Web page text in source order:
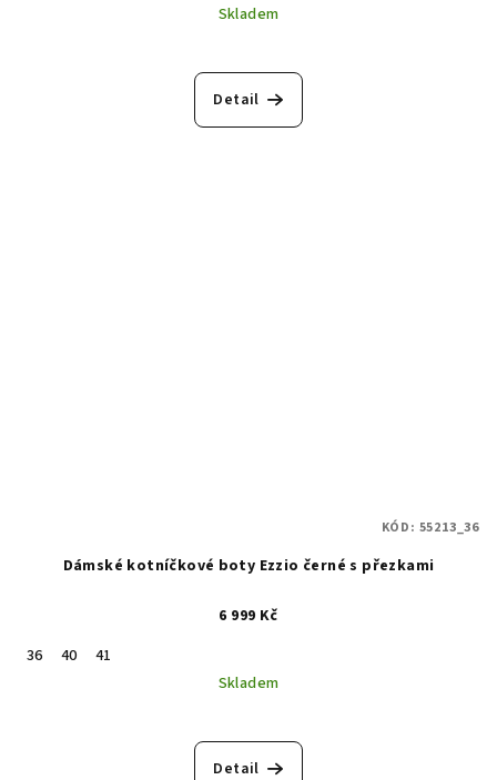
Skladem
hodnocení
produktu
Detail
Dámské kotníčkové boty Ezzio černé s přezkami
6 999 Kč
36
40
41
Skladem
Detail
KÓD: 55213_36